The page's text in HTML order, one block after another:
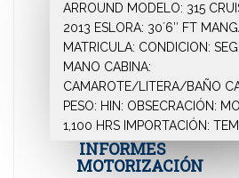
ARROUND MODELO: 315
2013 ESLORA: 30´6″ FT
MATRICULA: CONDICION:
MANO CABINA:
CAMAROTE/LITERA/BAÑO
PESO: HIN: OBSECRACIÓN:
1,100 HRS IMPORTACIÓN:
INFORMES
MOTORIZACIÓN